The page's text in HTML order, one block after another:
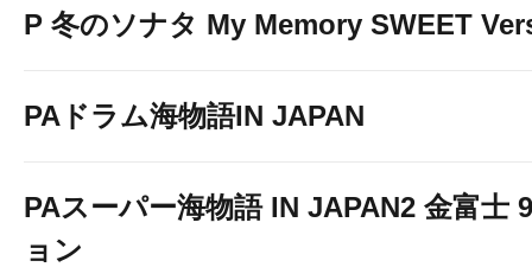
P 冬のソナタ My Memory SWEET
PAドラム海物語IN JAPAN
PAスーパー海物語 IN JAPAN2 金富士
ョン